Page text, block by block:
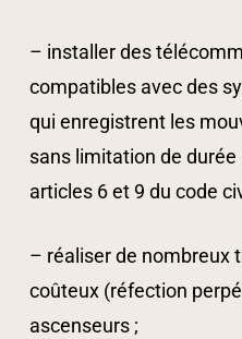
– installer des
compatibles avec des
qui enregistrent les
sans limitation de
articles 6 et 9 du code
– réaliser de nombreux
coûteux (réfection
ascenseurs ;